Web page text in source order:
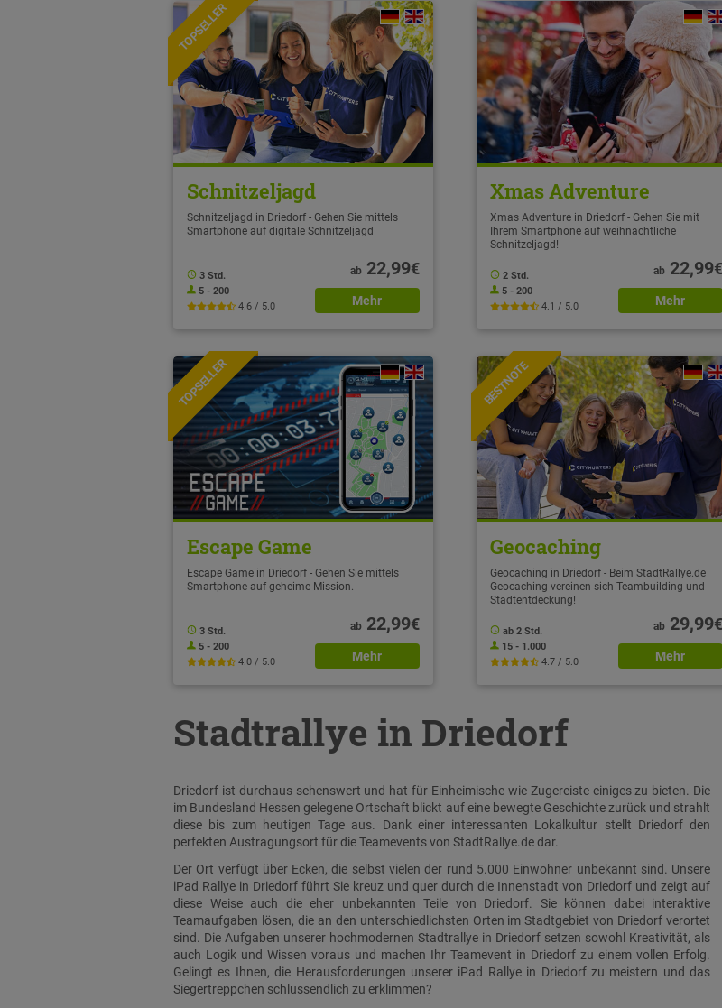
TOPSELLER
Schnitzeljagd
Schnitzeljagd in Driedorf - Gehen Sie mittels
Smartphone auf digitale Schnitzeljagd
3 Std.
5 - 200
4.6 / 5.0
ab22,99€
Mehr
Xmas Adventure
Xmas Adventure in Driedorf - Gehen Sie mit
Ihrem Smartphone auf weihnachtliche
Schnitzeljagd!
2 Std.
5 - 200
4.1 / 5.0
ab22,99€
Mehr
NEU
TOPSELLER
Escape Game
Escape Game in Driedorf - Gehen Sie mittels
Smartphone auf geheime Mission.
3 Std.
5 - 200
4.0 / 5.0
ab22,99€
Mehr
BESTNOTE
Geocaching
Geocaching in Driedorf - Beim StadtRallye.de
Geocaching vereinen sich Teambuilding und
Stadtentdeckung!
ab 2 Std.
15 - 1.000
4.7 / 5.0
ab29,99€
Mehr
Stadtrallye in Driedorf
Driedorf ist durchaus sehenswert und hat für Einheimische wie Zugereiste einiges zu bieten. Die
im Bundesland Hessen gelegene Ortschaft blickt auf eine bewegte Geschichte zurück und strahlt
diese bis zum heutigen Tage aus. Dank einer interessanten Lokalkultur stellt Driedorf den
perfekten Austragungsort für die Teamevents von StadtRallye.de dar.
Der Ort verfügt über Ecken, die selbst vielen der rund 5.000 Einwohner unbekannt sind. Unsere
iPad Rallye in Driedorf führt Sie kreuz und quer durch die Innenstadt von Driedorf und zeigt auf
diese Weise auch die eher unbekannten Teile von Driedorf. Sie können dabei interaktive
Teamaufgaben lösen, die an den unterschiedlichsten Orten im Stadtgebiet von Driedorf verortet
sind. Die Aufgaben unserer hochmodernen Stadtrallye in Driedorf setzen sowohl Kreativität, als
auch Logik und Wissen voraus und machen Ihr Teamevent in Driedorf zu einem vollen Erfolg.
Gelingt es Ihnen, die Herausforderungen unserer iPad Rallye in Driedorf zu meistern und das
Siegertreppchen schlussendlich zu erklimmen?